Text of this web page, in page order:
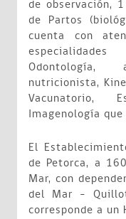
de observación,
de Partos
cuenta con
Odontología,
nutricionista,
Vacunatorio,
Imagenología
El
de Petorca, a
Mar, con
del Mar –
corresponde a un